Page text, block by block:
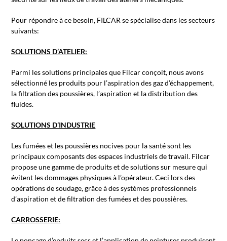
Pour répondre à ce besoin, FILCAR se spécialise dans les secteurs
suivants:
SOLUTIONS D’ATELIER:
Parmi les solutions principales que Filcar conçoit, nous avons
sélectionné les produits pour l’aspiration des gaz d’échappement,
la filtration des poussières, l’aspiration et la distribution des
fluides.
SOLUTIONS D’INDUSTRIE
Les fumées et les poussières nocives pour la santé sont les
principaux composants des espaces industriels de travail. Filcar
propose une gamme de produits et de solutions sur mesure qui
évitent les dommages physiques à l’opérateur. Ceci lors des
opérations de soudage, grâce à des systèmes professionnels
d’aspiration et de filtration des fumées et des poussières.
CARROSSERIE: